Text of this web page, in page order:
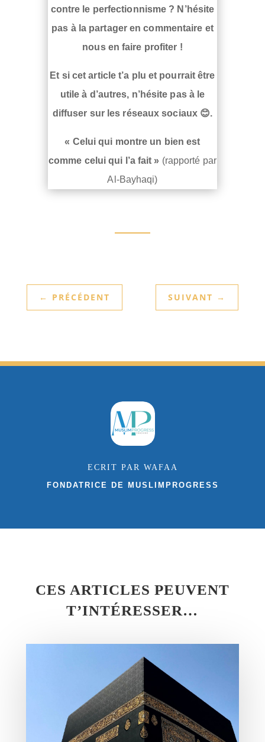
contre le perfectionnisme ? N’hésite
pas à la partager en commentaire et
nous en faire profiter !
Et si cet article t’a plu et pourrait être
utile à d’autres, n’hésite pas à le
diffuser sur les réseaux sociaux 😊.
« Celui qui montre un bien est
comme celui qui l’a fait » (rapporté par
Al-Bayhaqi)
← PRÉCÉDENT SUIVANT →
ECRIT PAR WAFAA
FONDATRICE DE MUSLIMPROGRESS
CES ARTICLES PEUVENT
T’INTÉRESSER…